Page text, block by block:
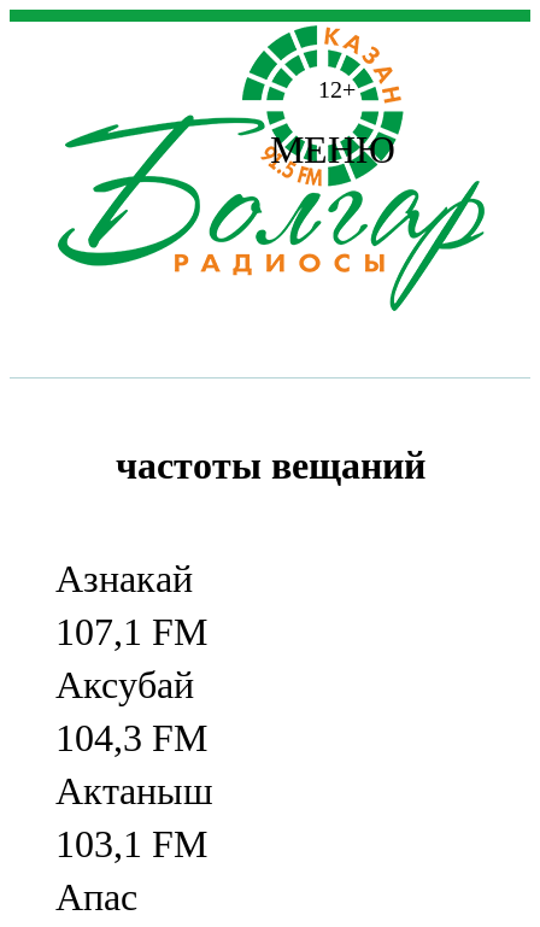
12+
МЕНЮ
частоты вещаний
Азнакай
107,1 FM
Аксубай
104,3 FM
Актаныш
103,1 FM
Апас